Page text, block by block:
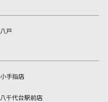
八戸
小手指店
八千代台駅前店